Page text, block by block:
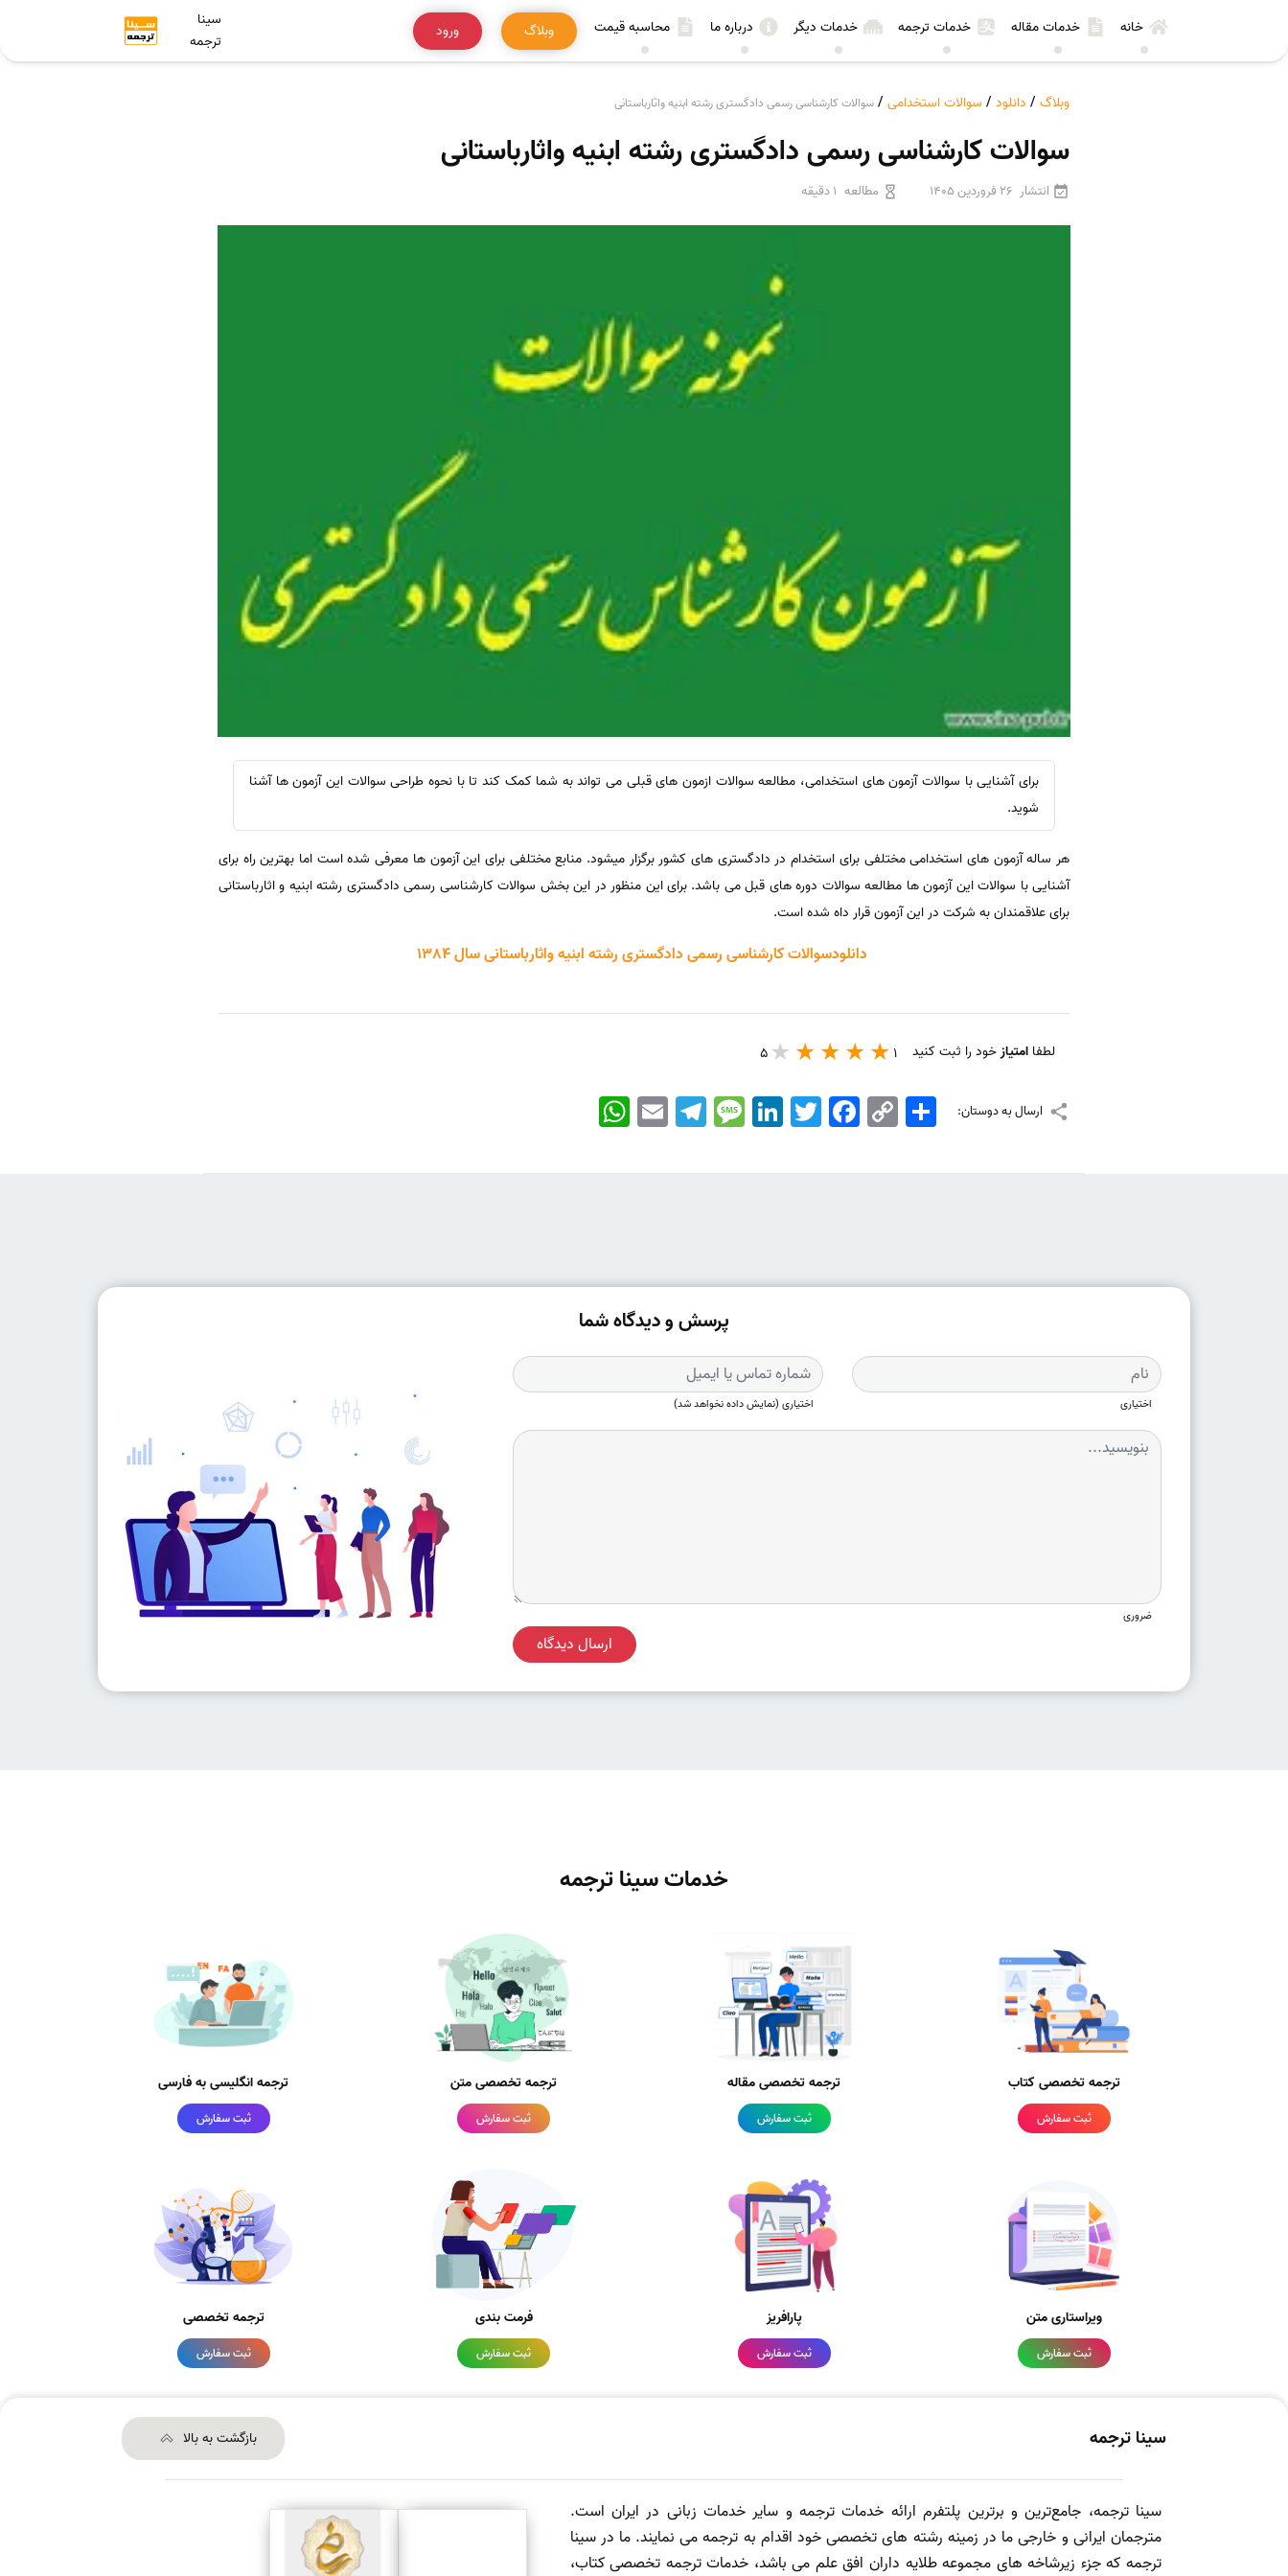
خانه خدمات مقاله خدمات ترجمه خدمات دیگر درباره ما محاسبه قیمت وبلاگ ورود
سینا
ترجمه
وبلاگ / دانلود / سوالات استخدامی / سوالات کارشناسی رسمی دادگستری رشته ابنیه واثارباستانی
سوالات کارشناسی رسمی دادگستری رشته ابنیه واثارباستانی
انتشار 26 فروردین 1405 مطالعه 1 دقیقه
برای آشنایی با سوالات آزمون های استخدامی، مطالعه سوالات ازمون های قبلی می تواند به شما کمک کند تا با نحوه طراحی سوالات این آزمون ها آشنا
شوید.
هر ساله آزمون های استخدامی مختلفی برای استخدام در دادگستری های کشور برگزار میشود. منابع مختلفی برای این آزمون ها معرفی شده است اما بهترین راه برای
آشنایی با سوالات این آزمون ها مطالعه سوالات دوره های قبل می باشد. برای این منظور در این بخش سوالات کارشناسی رسمی دادگستری رشته ابنیه و اثارباستانی
برای علاقمندان به شرکت در این آزمون قرار داه شده است.
دانلودسوالات کارشناسی رسمی دادگستری رشته ابنیه واثارباستانی سال 1384
لطفا امتیازخود را ثبت کنید 1
5
ارسال به دوستان: WhatsApp EmailTelegramMessageLinkedIn TwitterFacebook Copy
Link
اشتراک
پرسش و دیدگاه شما
اختیاری اختیاری (نمایش داده نخواهد شد)
ضروری
ارسال دیدگاه
خدمات سینا ترجمه
ترجمه تخصصی کتاب
ثبت سفارش
ترجمه تخصصی مقاله
ثبت سفارش
ترجمه تخصصی متن
ثبت سفارش
ترجمه انگلیسی به فارسی
ثبت سفارش
ویراستاری متن
ثبت سفارش
پارافریز
ثبت سفارش
فرمت بندی
ثبت سفارش
ترجمه تخصصی
ثبت سفارش
سینا ترجمه بازگشت به بالا
سینا ترجمه، جامع‌ترین و برترین پلتفرم ارائه خدمات ترجمه و سایر خدمات زبانی در ایران است.
مترجمان ایرانی و خارجی ما در زمینه رشته های تخصصی خود اقدام به ترجمه می نمایند. ما در سینا
ترجمه که جزء زیرشاخه های مجموعه طلایه داران افق علم می باشد، خدمات ترجمه تخصصی کتاب،